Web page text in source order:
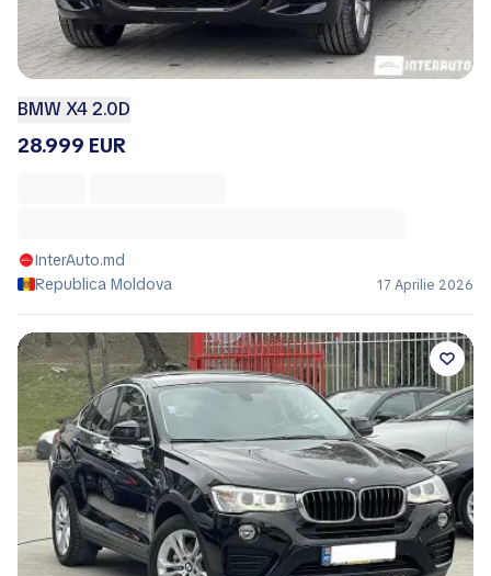
BMW X4 2.0D
28.999 EUR
InterAuto.md
Republica Moldova
17 Aprilie 2026